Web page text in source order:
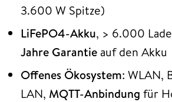
3.600 W Spitze)
LiFePO4-Akku, > 6.000
Jahre Garantie auf den Akku
Offenes Ökosystem: WLAN,
LAN, MQTT-Anbindung für